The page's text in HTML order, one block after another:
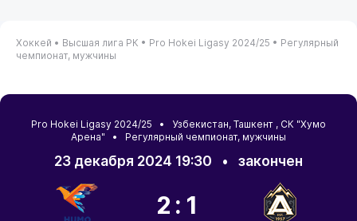
Хоккей • Высшая лига РК • Pro Hokei Ligasy 2024/25 • Регулярный
чемпионат, мужчины
Pro Hokei Ligasy 2024/25 • Узбекистан, Ташкент , СК "Хумо
Арена" • Регулярный чемпионат, мужчины
23 декабря 2024 19:30 • закончен
2:1